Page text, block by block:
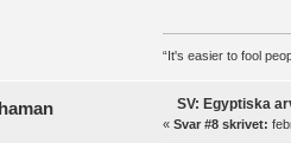
“It's easier to fool
SV: Egyptiska
« Svar #8 skrivet: